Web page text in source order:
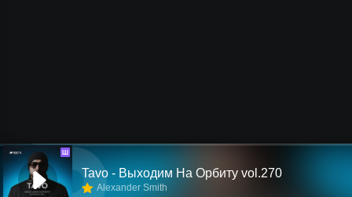
Ш
Tavo - Выходим На Орбиту vol.270
Alexander Smith